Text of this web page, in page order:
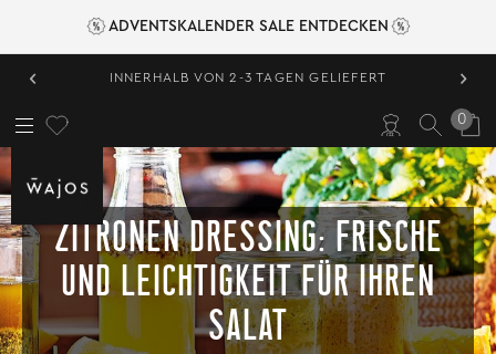
ADVENTSKALENDER SALE ENTDECKEN
‹ INNERHALB VON 2-3 TAGEN GELIEFERT ›
0
ZITRONEN DRESSING: FRISCHE
UND LEICHTIGKEIT FÜR IHREN
SALAT